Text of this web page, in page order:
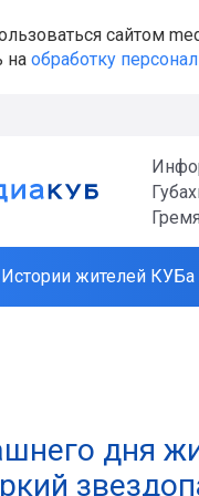
сайтом
на обработку
Истории жителей КУБа
дня